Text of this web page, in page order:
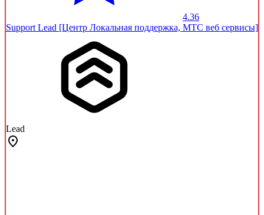
4.36
Support Lead [Центр Локальная поддержка, МТС веб сервисы]
Lead